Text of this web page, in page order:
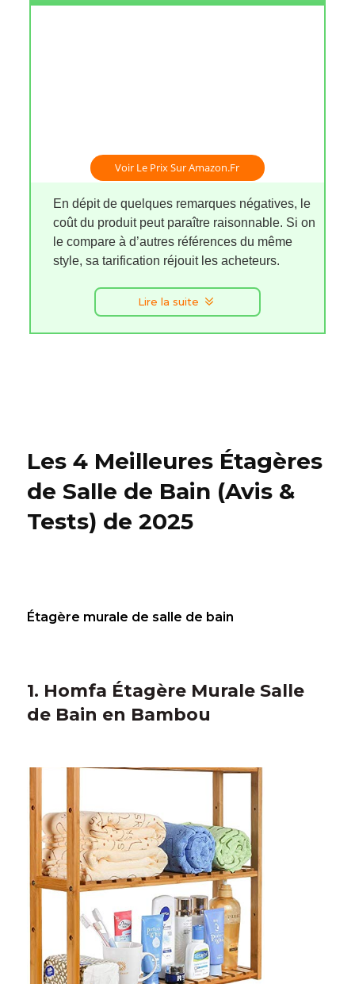
Voir Le Prix Sur Amazon.fr
En dépit de quelques remarques négatives, le
coût du produit peut paraître raisonnable. Si on
le compare à d’autres références du même
style, sa tarification réjouit les acheteurs.
Lire la suite
Les 4 Meilleures Étagères
de Salle de Bain (Avis &
Tests) de 2025
Étagère murale de salle de bain
1. Homfa Étagère Murale Salle
de Bain en Bambou